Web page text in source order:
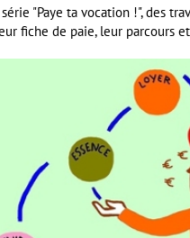
"Paye ta vocation !", des
fiche de paie, leur parcours